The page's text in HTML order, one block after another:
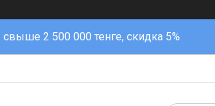
свыше 2 500 000 тенге, скидка 5%